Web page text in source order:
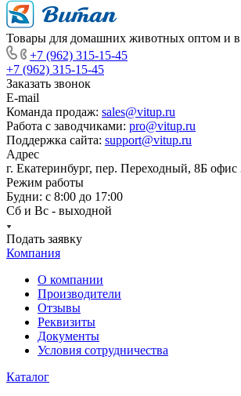
Товары для домашних животных оптом и
+7 (962) 315-15-45
+7 (962) 315-15-45
Заказать звонок
E-mail
Команда продаж: sales@vitup.ru
Работа с заводчиками: pro@vitup.ru
Поддержка сайта: support@vitup.ru
Адрес
г. Екатеринбург, пер. Переходный, 8Б офис
Режим работы
Будни: с 8:00 до 17:00
Сб и Вс - выходной
Подать заявку
Компания
О компании
Производители
Отзывы
Реквизиты
Документы
Условия сотрудничества
Каталог